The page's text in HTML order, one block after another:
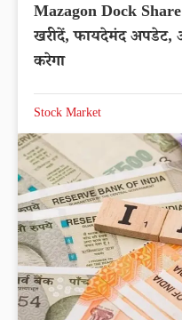
Mazagon Dock
खरीदें, फायदेमंद अपडेट,
करेगा
Stock Market